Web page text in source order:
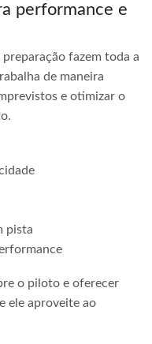
performance e
fazem toda a
de maneira
e otimizar o
pista
o piloto e oferecer
ele aproveite ao